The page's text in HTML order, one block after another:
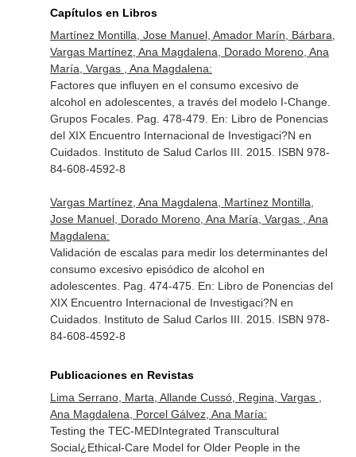
Capítulos en Libros
Martínez Montilla, Jose Manuel, Amador Marín, Bárbara,
Vargas Martínez, Ana Magdalena, Dorado Moreno, Ana
María, Vargas , Ana Magdalena:
Factores que influyen en el consumo excesivo de
alcohol en adolescentes, a través del modelo I-Change.
Grupos Focales. Pag. 478-479. En: Libro de Ponencias
del XIX Encuentro Internacional de Investigaci?N en
Cuidados. Instituto de Salud Carlos III. 2015. ISBN 978-
84-608-4592-8
Vargas Martínez, Ana Magdalena, Martínez Montilla,
Jose Manuel, Dorado Moreno, Ana María, Vargas , Ana
Magdalena:
Validación de escalas para medir los determinantes del
consumo excesivo episódico de alcohol en
adolescentes. Pag. 474-475. En: Libro de Ponencias del
XIX Encuentro Internacional de Investigaci?N en
Cuidados. Instituto de Salud Carlos III. 2015. ISBN 978-
84-608-4592-8
Publicaciones en Revistas
Lima Serrano, Marta, Allande Cussó, Regina, Vargas ,
Ana Magdalena, Porcel Gálvez, Ana María:
Testing the TEC-MEDIntegrated Transcultural
Social¿Ethical-Care Model for Older People in the